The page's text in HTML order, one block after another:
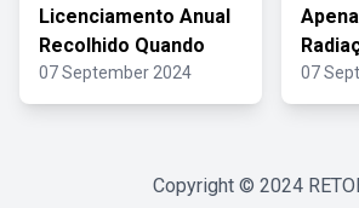
Licenciamento Anual
Recolhido Quando
07 September 2024 07
Copyright © 2024